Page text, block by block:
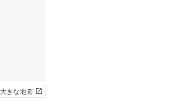
大きな地図